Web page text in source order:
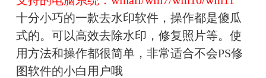
十分小巧的一款去水印软件，操作都是傻瓜
式的。可以高效去除水印，修复照片等。使
用方法和操作都很简单，非常适合不会PS修
图软件的小白用户哦